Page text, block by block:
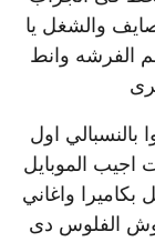
والشغل يا
الم الفرشه وانط
بربح ٧٠٠ ج وكانوا بالنسبالي اول
الموبايل
واغاني
الفلوس دى